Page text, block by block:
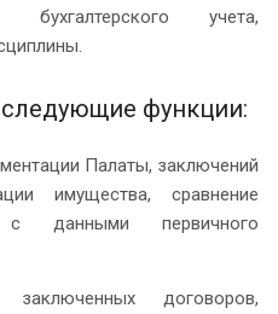
бухгалтерского учета,
функции:
Палаты, заключений
имущества, сравнение
с данными первичного
договоров,